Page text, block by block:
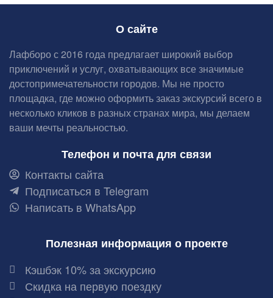
О сайте
Лафборо с 2016 года предлагает широкий выбор
приключений и услуг, охватывающих все значимые
достопримечательности городов. Мы не просто
площадка, где можно оформить заказ экскурсий всего в
несколько кликов в разных странах мира, мы делаем
ваши мечты реальностью.
Телефон и почта для связи
Контакты сайта
Подписаться в Telegram
Написать в WhatsApp
Полезная информация о проекте
Кэшбэк 10% за экскурсию
Скидка на первую поездку